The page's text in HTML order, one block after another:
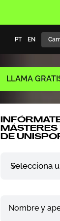
PT EN
LLAMA
DE
Selecciona
Nombre y